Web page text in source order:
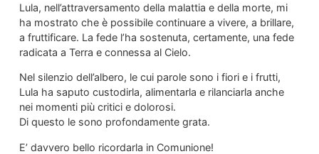
Lula, nell’attraversamento della malattia e della morte, mi
ha mostrato che è possibile continuare a vivere, a brillare,
a fruttificare. La fede l’ha sostenuta, certamente, una fede
radicata a Terra e connessa al Cielo.
Nel silenzio dell’albero, le cui parole sono i fiori e i frutti,
Lula ha saputo custodirla, alimentarla e rilanciarla anche
nei momenti più critici e dolorosi.
Di questo le sono profondamente grata.
E’ davvero bello ricordarla in Comunione!